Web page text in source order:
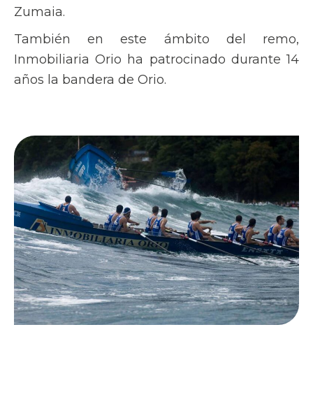
Zumaia.
También en este ámbito del remo,
Inmobiliaria Orio ha patrocinado durante 14
años la bandera de Orio.